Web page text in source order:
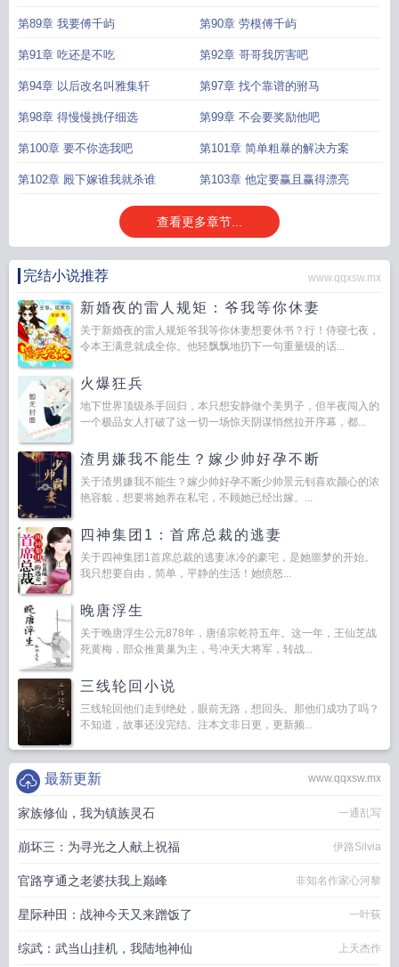
第89章 我要傅千屿 第90章 劳模傅千屿
第91章 吃还是不吃 第92章 哥哥我厉害吧
第94章 以后改名叫雅集轩 第97章 找个靠谱的驸马
第98章 得慢慢挑仔细选 第99章 不会要奖励他吧
第100章 要不你选我吧 第101章 简单粗暴的解决方案
第102章 殿下嫁谁我就杀谁 第103章 他定要赢且赢得漂亮
查看更多章节...
完结小说推荐 www.qqxsw.mx
新婚夜的雷人规矩：爷我等你休妻
关于新婚夜的雷人规矩爷我等你休妻想要休书？行！侍寝七夜，
令本王满意就成全你。他轻飘飘地扔下一句重量级的话...
火爆狂兵
地下世界顶级杀手回归，本只想安静做个美男子，但半夜闯入的
一个极品女人打破了这一切一场惊天阴谋悄然拉开序幕，都...
渣男嫌我不能生？嫁少帅好孕不断
关于渣男嫌我不能生？嫁少帅好孕不断少帅景元钊喜欢颜心的浓
艳容貌，想要将她养在私宅，不顾她已经出嫁。...
四神集团1：首席总裁的逃妻
关于四神集团1首席总裁的逃妻冰冷的豪宅，是她噩梦的开始。
我只想要自由，简单，平静的生活！她愤怒...
晚唐浮生
关于晚唐浮生公元878年，唐僖宗乾符五年。这一年，王仙芝战
死黄梅，部众推黄巢为主，号冲天大将军，转战...
三线轮回小说
三线轮回他们走到绝处，眼前无路，想回头。那他们成功了吗？
不知道，故事还没完结。注本文非日更，更新频...
www.qqxsw.mx
最新更新
家族修仙，我为镇族灵石 一通乱写
崩坏三：为寻光之人献上祝福 伊路Silvia
官路亨通之老婆扶我上巅峰 非知名作家心河黎
星际种田：战神今天又来蹭饭了 一叶荻
综武：武当山挂机，我陆地神仙 上天杰作